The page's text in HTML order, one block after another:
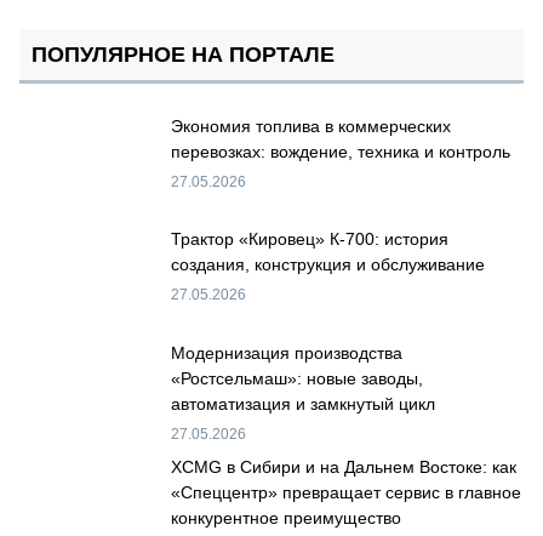
ПОПУЛЯРНОЕ НА ПОРТАЛЕ
Экономия топлива в коммерческих
перевозках: вождение, техника и контроль
27.05.2026
Трактор «Кировец» К-700: история
создания, конструкция и обслуживание
27.05.2026
Модернизация производства
«Ростсельмаш»: новые заводы,
автоматизация и замкнутый цикл
27.05.2026
XCMG в Сибири и на Дальнем Востоке: как
«Спеццентр» превращает сервис в главное
конкурентное преимущество